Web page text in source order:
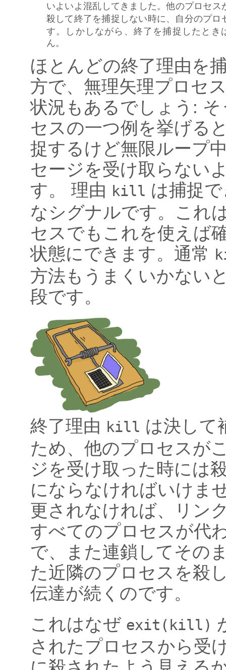
いよいよ混乱してきました。他のプロセ
殺して終了を捕捉しない時に、自分のプ
す。しかしながら、終了を捕捉したとき
ん。
ほとんどの終了理由を
方で、無理矢理プロセ
状況もあるでしょう:
セスの一つ例を挙げる
捉するけど無限ループ
セージを受け取らない
す。 理由 kill は捕捉
なシグナルです。これ
セスでもこれを使えば
状態にできます。通常
方法もうまくいかない
段です。
終了理由 kill は決して
ため、他のプロセスが
ジを受け取った時には
にならなければいけま
更されなければ、リン
すべてのプロセスが代
で、また連鎖してその
た近隣のプロセスを殺
伝達が続くのです。
これはなぜ exit(kill)
されたプロセスから受